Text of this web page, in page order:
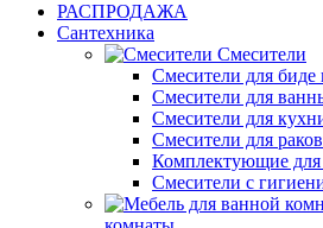
РАСПРОДАЖА
Сантехника
Смесители
Смесители для биде
Смесители для
Смесители для
Смесители для
Комплектующие для
Смесители с